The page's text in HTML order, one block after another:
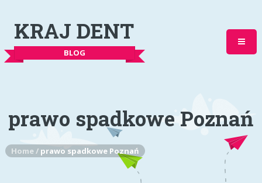
KRAJ DENT
BLOG
prawo spadkowe Poznań
Home/ prawo spadkowe Poznań